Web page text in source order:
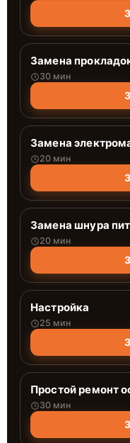
Замена
30 мин
Замена
20 мин
Замена шнура
20 мин
Настройка
25 мин
Простой ремонт
30 мин